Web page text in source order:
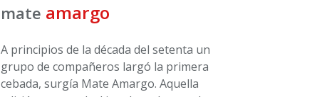
mate amargo
A principios de la década del setenta un
grupo de compañeros largó la primera
cebada, surgía Mate Amargo. Aquella